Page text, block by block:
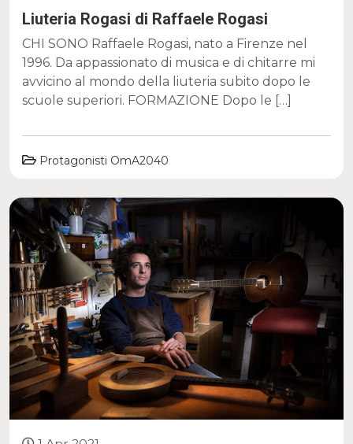
Liuteria Rogasi di Raffaele Rogasi
CHI SONO Raffaele Rogasi, nato a Firenze nel
1996. Da appassionato di musica e di chitarre mi
avvicino al mondo della liuteria subito dopo le
scuole superiori. FORMAZIONE Dopo le […]
Protagonisti OmA2040